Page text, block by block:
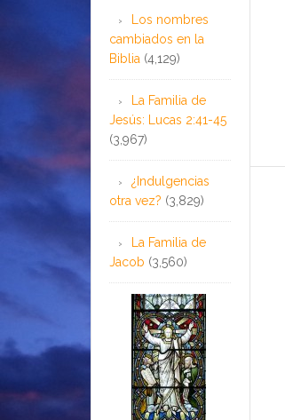
Los nombres
cambiados en la
Biblia (4,129)
La Familia de
Jesús: Lucas 2:41-45
(3,967)
¿Indulgencias
otra vez? (3,829)
La Familia de
Jacob (3,560)